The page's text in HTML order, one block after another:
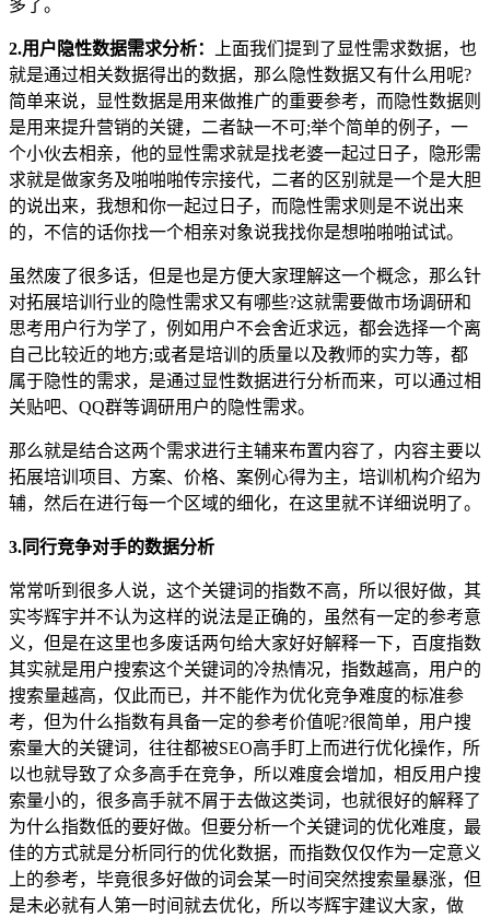
多了。
2.用户隐性数据需求分析：
上面我们提到了显性需求数据，也
就是通过相关数据得出的数据，那么隐性数据又有什么用呢?
简单来说，显性数据是用来做推广的重要参考，而隐性数据则
是用来提升营销的关键，二者缺一不可;举个简单的例子，一
个小伙去相亲，他的显性需求就是找老婆一起过日子，隐形需
求就是做家务及啪啪啪传宗接代，二者的区别就是一个是大胆
的说出来，我想和你一起过日子，而隐性需求则是不说出来
的，不信的话你找一个相亲对象说我找你是想啪啪啪试试。
虽然废了很多话，但是也是方便大家理解这一个概念，那么针
对拓展培训行业的隐性需求又有哪些?这就需要做市场调研和
思考用户行为学了，例如用户不会舍近求远，都会选择一个离
自己比较近的地方;或者是培训的质量以及教师的实力等，都
属于隐性的需求，是通过显性数据进行分析而来，可以通过相
关贴吧、QQ群等调研用户的隐性需求。
那么就是结合这两个需求进行主辅来布置内容了，内容主要以
拓展培训项目、方案、价格、案例心得为主，培训机构介绍为
辅，然后在进行每一个区域的细化，在这里就不详细说明了。
3.同行竞争对手的数据分析
常常听到很多人说，这个关键词的指数不高，所以很好做，其
实岑辉宇并不认为这样的说法是正确的，虽然有一定的参考意
义，但是在这里也多废话两句给大家好好解释一下，百度指数
其实就是用户搜索这个关键词的冷热情况，指数越高，用户的
搜索量越高，仅此而已，并不能作为优化竞争难度的标准参
考，但为什么指数有具备一定的参考价值呢?很简单，用户搜
索量大的关键词，往往都被SEO高手盯上而进行优化操作，所
以也就导致了众多高手在竞争，所以难度会增加，相反用户搜
索量小的，很多高手就不屑于去做这类词，也就很好的解释了
为什么指数低的要好做。但要分析一个关键词的优化难度，最
佳的方式就是分析同行的优化数据，而指数仅仅作为一定意义
上的参考，毕竟很多好做的词会某一时间突然搜索量暴涨，但
是未必就有人第一时间就去优化，所以岑辉宇建议大家，做